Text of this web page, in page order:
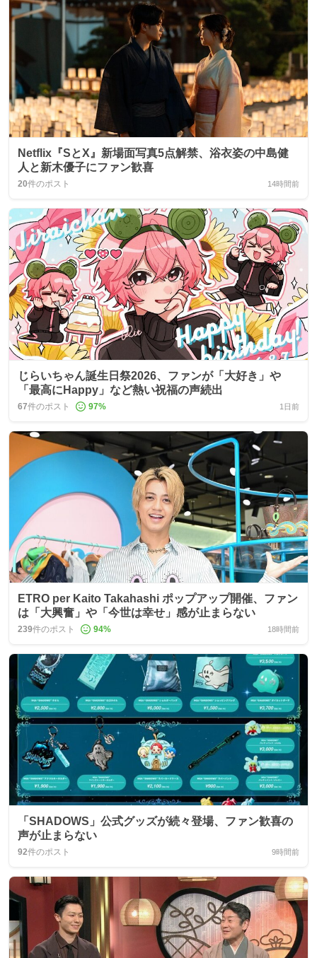
Netflix『SとX』新場面写真5点解禁、浴衣姿の中島健
人と新木優子にファン歓喜
20件のポスト 14時間前
じらいちゃん誕生日祭2026、ファンが「大好き」や
「最高にHappy」など熱い祝福の声続出
67件のポスト 97% 1日前
ETRO per Kaito Takahashi ポップアップ開催、ファン
は「大興奮」や「今世は幸せ」感が止まらない
239件のポスト 94% 18時間前
「SHADOWS」公式グッズが続々登場、ファン歓喜の
声が止まらない
92件のポスト 9時間前